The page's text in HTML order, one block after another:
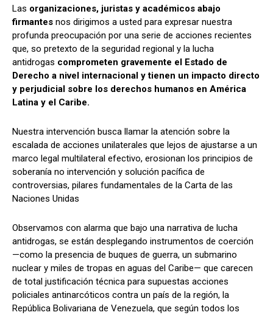
Las organizaciones, juristas y académicos abajo
firmantes nos dirigimos a usted para expresar nuestra
profunda preocupación por una serie de acciones recientes
que, so pretexto de la seguridad regional y la lucha
antidrogas comprometen gravemente el Estado de
Derecho a nivel internacional y tienen un impacto directo
y perjudicial sobre los derechos humanos en América
Latina y el Caribe.
Nuestra intervención busca llamar la atención sobre la
escalada de acciones unilaterales que lejos de ajustarse a un
marco legal multilateral efectivo, erosionan los principios de
soberanía no intervención y solución pacífica de
controversias, pilares fundamentales de la Carta de las
Naciones Unidas
Observamos con alarma que bajo una narrativa de lucha
antidrogas, se están desplegando instrumentos de coerción
—como la presencia de buques de guerra, un submarino
nuclear y miles de tropas en aguas del Caribe— que carecen
de total justificación técnica para supuestas acciones
policiales antinarcóticos contra un país de la región, la
República Bolivariana de Venezuela, que según todos los